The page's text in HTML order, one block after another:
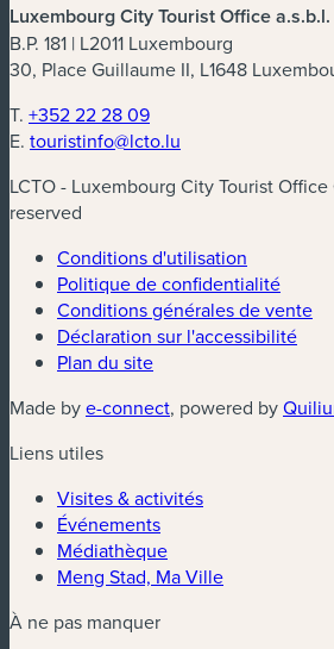
Luxembourg City Tourist Office a.s.b.l.
B.P. 181 | L2011 Luxembourg
30, Place Guillaume II, L1648
T. +352 22 28 09
E. touristinfo@lcto.lu
LCTO - Luxembourg City Tourist
reserved
Conditions d'utilisation
Politique de confidentialité
Conditions générales de vente
Déclaration sur l'accessibilité
Plan du site
Made bye-connect(nouvelle fenêtre)
, powered by
Liens utiles
Visites & activités
Événements
Médiathèque
Meng Stad, Ma Ville
À ne pas manquer